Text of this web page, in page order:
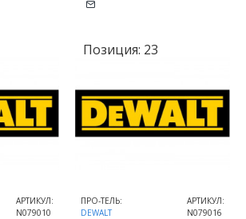
АРТИКУЛ:
N079010
Позиция: 23
ПРО-ТЕЛЬ:
DEWALT
АРТИКУЛ:
N079016